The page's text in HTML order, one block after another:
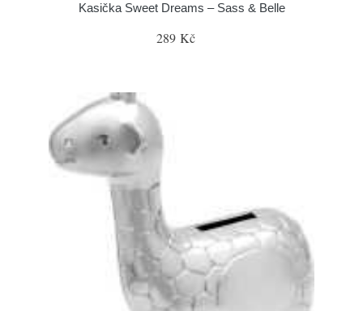
Kasička Sweet Dreams – Sass & Belle
289 Kč